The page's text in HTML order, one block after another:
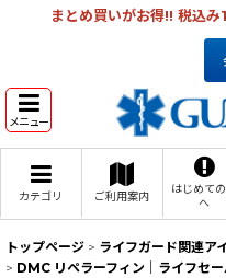
まとめ買いがお得!! 税込
メニュー
カテゴリ ご利用案内
はじめて
へ
トップページ > ライフガード関連ア
> DMC リペラーフィン｜ライフセ